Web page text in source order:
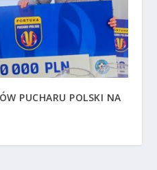
PUCHARU POLSKI NA